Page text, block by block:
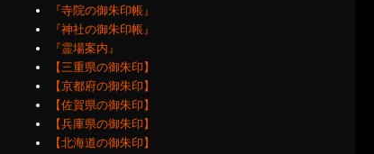
『寺院の御朱印帳』
『神社の御朱印帳』
『霊場案内』
【三重県の御朱印】
【京都府の御朱印】
【佐賀県の御朱印】
【兵庫県の御朱印】
【北海道の御朱印】